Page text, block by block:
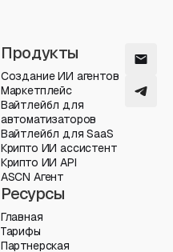
Продукты
Создание ИИ агентов
Маркетплейс
Вайтлейбл для
автоматизаторов
Вайтлейбл для SaaS
Крипто ИИ ассистент
Крипто ИИ API
ASCN Агент
Ресурсы
Главная
Тарифы
Партнерская